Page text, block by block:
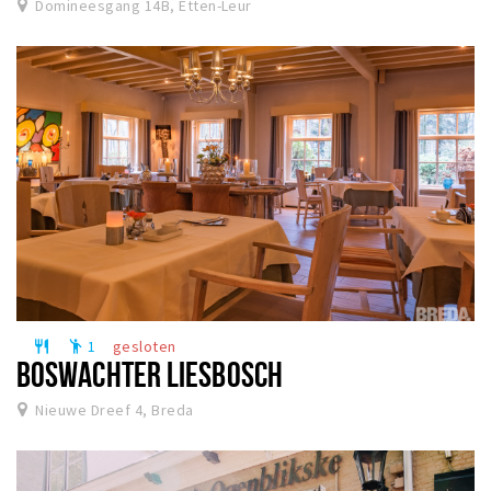
Domineesgang 14B, Etten-Leur
restaurant emoji_people 1 gesloten
BOSWACHTER LIESBOSCH
Nieuwe Dreef 4, Breda